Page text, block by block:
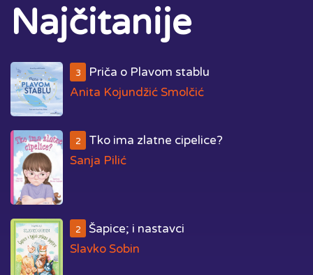
Najčitanije
3
Priča o Plavom stablu
Anita Kojundžić Smolčić
2
Tko ima zlatne cipelice?
Sanja Pilić
2
Šapice; i nastavci
Slavko Sobin